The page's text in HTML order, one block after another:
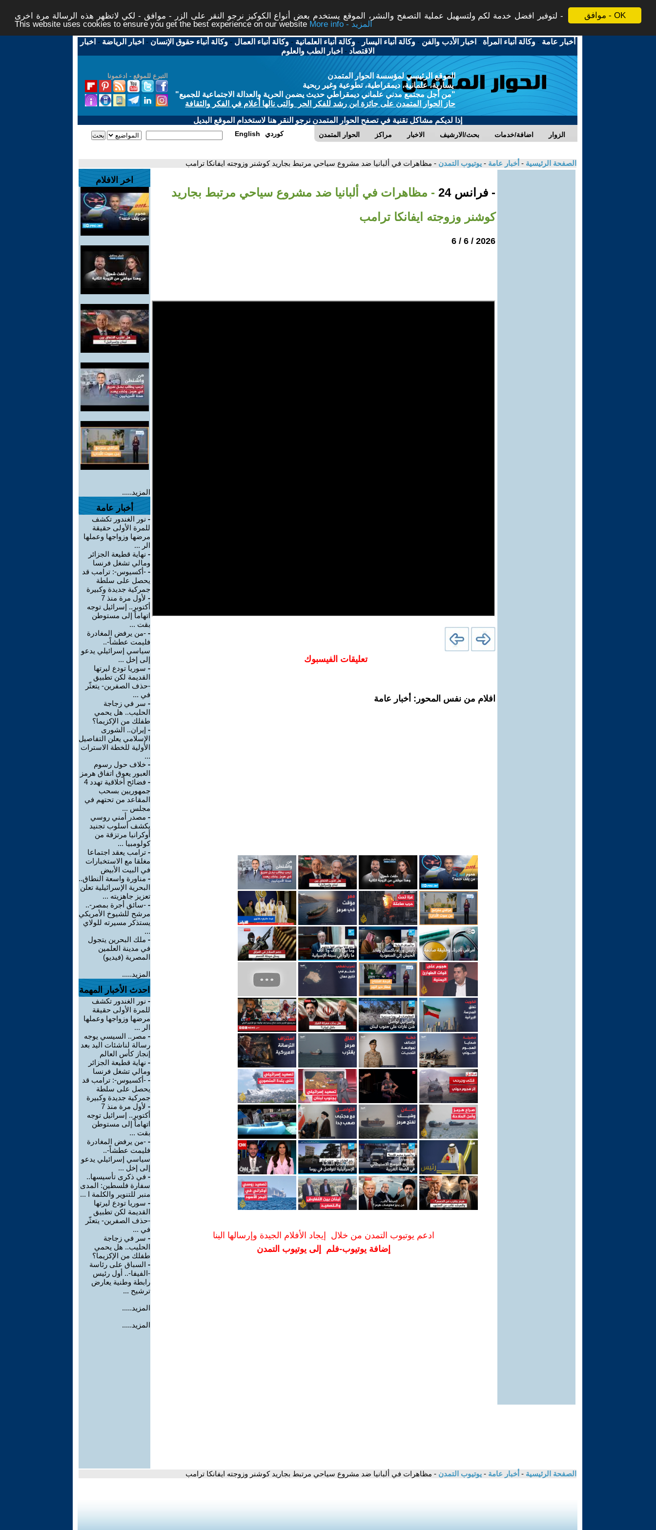
موافق - OK
لتوفير افضل خدمة لكم ولتسهيل عملية التصفح والنشر، الموقع يستخدم بعض أنواع الكوكيز نرجو النقر على الزر - موافق - لكي لاتظهر هذه الرسالة مرة اخرى -
This website uses cookies to ensure you get the best experience on our website
More info - المزيد
أخبار عامة -وكالة أنباء المرأة - اخبار الأدب والفن -وكالة أنباء اليسار -وكالة أنباء العلمانية -وكالة أنباء العمال -وكالة أنباء حقوق الإنسان - اخبار الرياضة - اخبار
الاقتصاد - اخبار الطب والعلوم
التبرع للموقع - ادعمونا
الموقع الرئيسي لمؤسسة الحوار المتمدن
يسارية، علمانية، ديمقراطية، تطوعية وغير ربحية
"من أجل مجتمع مدني علماني ديمقراطي حديث يضمن الحرية والعدالة الاجتماعية للجميع"
حاز الحوار المتمدن على جائزة ابن رشد للفكر الحر والتى نالها أعلام في الفكر والثقافة
إذا لديكم مشاكل تقنية في تصفح الحوار المتمدن نرجو النقر هنا لاستخدام الموقع البديل
الحوار المتمدن مراكز الاخبار بحث/الارشيف اضافة/خدمات الزوار English كوردي
الصفحة الرئيسية - أخبار عامة - يوتيوب التمدن - مظاهرات في ألبانيا ضد مشروع سياحي مرتبط بجاريد كوشنر وزوجته ايفانكا ترامب
- فرانس 24
- مظاهرات في ألبانيا ضد مشروع سياحي مرتبط بجاريد
كوشنر وزوجته ايفانكا ترامب
2026 / 6 / 6
تعليقات الفيسبوك
افلام من نفس المحور: أخبار عامة
ادعم يوتيوب التمدن من خلال إيجاد الأفلام الجيدة وإرسالها الينا
إضافة يوتيوب-فلم إلى يوتيوب التمدن
اخر الافلام
المزيد.....
أخبار عامة
- نور الغندور تكشف
للمرة الأولى حقيقة
مرضها وزواجها وعملها
الر ...
- نهاية قطيعة الجزائر
ومالي تشغل فرنسا
- -أكسيوس-: ترامب قد
يحصل على سلطة
جمركية جديدة وكبيرة
-
لأول مرة منذ 7
أكتوبر.. إسرائيل توجه
اتهاماً إلى مستوطن
بقت ...
- -من يرفض المغادرة
فليمت عطشاً-..
سياسي إسرائيلي يدعو
إلى إخل ...
- سوريا تودع ليرتها
القديمة لكن تطبيق
-حذف الصفرين- يتعثّر
في ...
- سر في زجاجة
الحليب.. هل يحمي
طفلك من الإكزيما؟
- إيران.. الشورى
الإسلامي يعلن التفاصيل
الأولية للخطة الاسترات
...
- خلاف حول رسوم
العبور يعوق اتفاق هرمز
-
فضائح أخلاقية تهدد 4
جمهوريين بسحب
المقاعد من تحتهم في
مجلس ...
- مصدر أمني روسي
يكشف أسلوب تجنيد
أوكرانيا مرتزقة من
كولومبيا ...
- ترامب يعقد اجتماعا
مغلقا مع الاستخبارات
في البيت الأبيض
- مناورة واسعة النطاق..
البحرية الإسرائيلية تعلن
تعزيز جاهزيته ...
- -سائق أجرة بمصر-..
مرشح للشيوخ الأمريكي
يستذكر مسيرته للولاي
...
- ملك البحرين يتجول
في مدينة العلمين
المصرية (فيديو)
المزيد.....
احدث الأخبار المهمة
- نور الغندور تكشف
للمرة الأولى حقيقة
مرضها وزواجها وعملها
الر ...
- مصر.. السيسي يوجه
رسالة لناشئات اليد بعد
إنجاز كأس العالم
- نهاية قطيعة الجزائر
ومالي تشغل فرنسا
- -أكسيوس-: ترامب قد
يحصل على سلطة
جمركية جديدة وكبيرة
-
لأول مرة منذ 7
أكتوبر.. إسرائيل توجه
اتهاماً إلى مستوطن
بقت ...
- -من يرفض المغادرة
فليمت عطشاً-..
سياسي إسرائيلي يدعو
إلى إخل ...
- في ذكرى تأسيسها..
سفارة فلسطين: المدى
منبر للتنوير والكلمة ا ...
- سوريا تودع ليرتها
القديمة لكن تطبيق
-حذف الصفرين- يتعثّر
في ...
- سر في زجاجة
الحليب.. هل يحمي
طفلك من الإكزيما؟
- السباق على رئاسة
-الفيفا-.. أول رئيس
رابطة وطنية يعارض
ترشيح ...
المزيد.....
المزيد.....
الصفحة الرئيسية - أخبار عامة - يوتيوب التمدن - مظاهرات في ألبانيا ضد مشروع سياحي مرتبط بجاريد كوشنر وزوجته ايفانكا ترامب